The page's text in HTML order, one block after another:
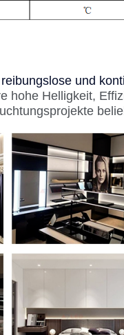
und
hohe Helligkeit,